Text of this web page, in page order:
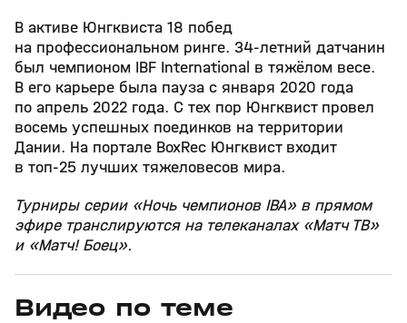
В активе Юнгквиста 18 побед
на профессиональном ринге. 34‑летний датчанин
был чемпионом IBF International в тяжёлом весе.
В его карьере была пауза с января 2020 года
по апрель 2022 года. С тех пор Юнгквист провел
восемь успешных поединков на территории
Дании. На портале BoxRec Юнгквист входит
в топ‑25 лучших тяжеловесов мира.
Турниры серии «Ночь чемпионов IBA» в прямом
эфире транслируются на телеканалах «Матч ТВ»
и «Матч! Боец».
Видео по теме
28 янв 2025, 13:00